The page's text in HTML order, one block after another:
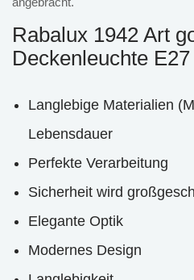
Rabalux 1942 Art
Deckenleuchte
Langlebige Materialien
Lebensdauer
Perfekte Verarbeitung
Sicherheit wird
Elegante Optik
Modernes Design